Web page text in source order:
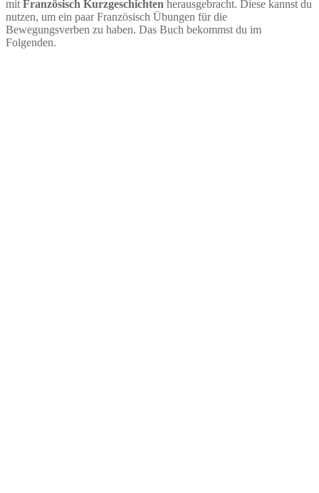
mit Französisch Kurzgeschichten herausgebracht. Diese kannst du
nutzen, um ein paar Französisch Übungen für die
Bewegungsverben zu haben. Das Buch bekommst du im
Folgenden.